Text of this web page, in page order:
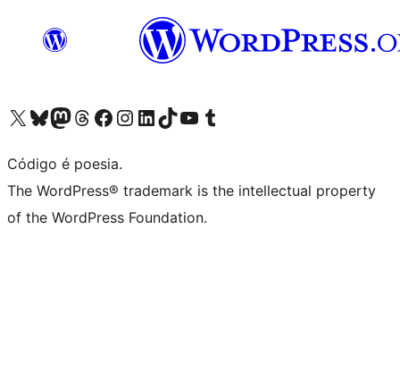
Acessar nossa conta do X (antigo Twitter)
Acessar nossa conta do Bluesky
Acessar nossa conta do Mastodon
Acessar nossa conta do Threads
Acessar nossa página do Facebook
Acessar nossa conta do Instagram
Acessar nossa conta do LinkedIn
Acessar nossa conta do TikTok
Acessar nosso canal do YouTube
Acessar nossa conta no Tumblr
Código é poesia.
The WordPress® trademark is the intellectual property
of the WordPress Foundation.